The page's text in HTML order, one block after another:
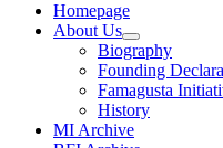
Homepage
About Us
Biography
Founding
Famagusta
History
MI Archive